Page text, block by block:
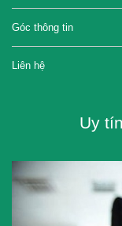
Góc thông tin
Liên hệ
Uy